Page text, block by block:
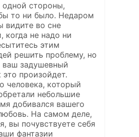
одной стороны,
то ни было. Недаром
видите во сне
когда не надо ни
этим
решить проблему, но
ваш задушевный
произойдет.
человека, который
небольшие
добивался вашего
На самом деле,
вы почувствуете себя
фантазии